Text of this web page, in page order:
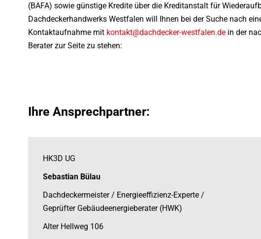
(BAFA) sowie günstige Kredite über die Kreditanstalt für
Dachdeckerhandwerks Westfalen will Ihnen bei der Suche nach
Kontaktaufnahme mit kontakt@dachdecker-westfalen.de in der
Berater zur Seite zu stehen:
Ihre Ansprechpartner:
HK3D UG
Sebastian Bülau
Dachdeckermeister / Energieeffizienz-Experte /
Geprüfter Gebäudeenergieberater (HWK)
Alter Hellweg 106